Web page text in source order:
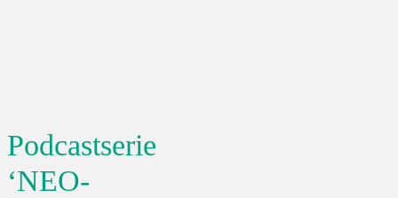
Podcastserie
‘NEO-